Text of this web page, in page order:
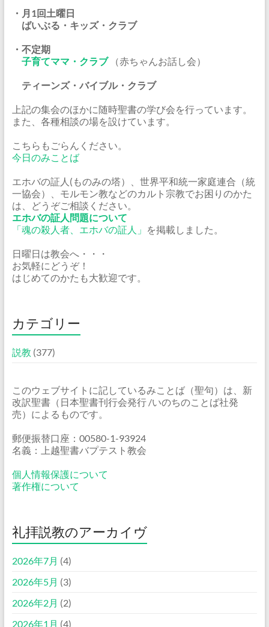
・月1回土曜日
ばいぶる・キッズ・クラブ
・不定期
子育てママ・クラブ（赤ちゃんお話し会）
ティーンズ・バイブル・クラブ
上記の集会のほかに随時聖書の学び会を行っています。
また、各種相談の場を設けています。
こちらもごらんください。
今日のみことば
エホバの証人(ものみの塔）、世界平和統一家庭連合（統
一協会）、モルモン教などのカルト宗教でお困りのかた
は、どうぞご相談ください。
エホバの証人問題について
「魂の殺人者、エホバの証人」 を掲載しました。
日曜日は教会へ・・・
お気軽にどうぞ！
はじめてのかたも大歓迎です。
カテゴリー
説教 (377)
このウェブサイトに記しているみことば（聖句）は、新
改訳聖書（日本聖書刊行会発行 /いのちのことば社発
売）によるものです。
郵便振替口座：00580-1-93924
名義：上越聖書バプテスト教会
個人情報保護について
著作権について
礼拝説教のアーカイヴ
2026年7月 (4)
2026年5月 (3)
2026年2月 (2)
2026年1月 (4)